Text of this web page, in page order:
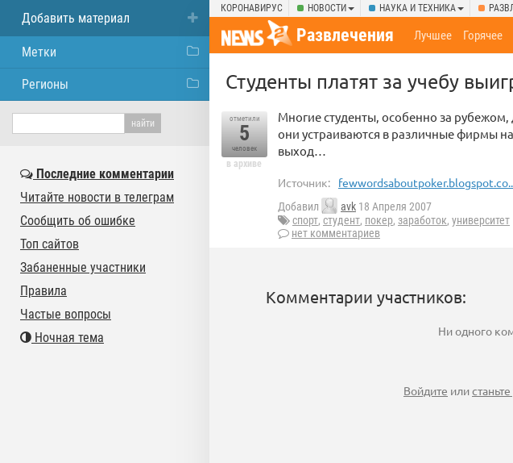
КОРОНАВИРУС НОВОСТИ НАУКА И ТЕХНИКА
Развлечения Лучшее Горячее
Студенты платят за учебу
отметили
5
человек
в архиве
Многие студенты, особенно за
они устраиваются в различные фирмы
выход…
Источник:
Добавил avk 18 Апреля 2007
спорт, студент, покер, заработок, университет
нет комментариев
Комментарии участников:
Ни одного
Войдите или
Добавить материал
Метки
Регионы
Последние комментарии
Читайте новости в телеграм
Сообщить об ошибке
Топ сайтов
Забаненные участники
Правила
Частые вопросы
Ночная тема